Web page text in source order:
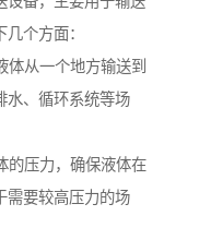
个方面：
体从一个地方输送到
水、循环系统等场
的压力，确保液体在
需要较高压力的场